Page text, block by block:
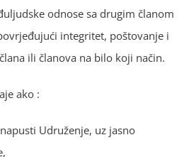
odnose sa drugim članom
integritet, poštovanje i
ili članova na bilo koji način.
ako :
Udruženje, uz jasno